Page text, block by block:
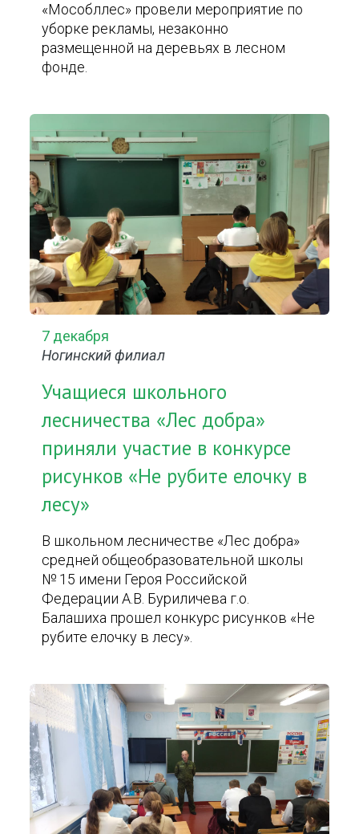
«Мособллес» провели мероприятие по
уборке рекламы, незаконно
размещенной на деревьях в лесном
фонде.
7 декабря
Ногинский филиал
Учащиеся школьного
лесничества «Лес добра»
приняли участие в конкурсе
рисунков «Не рубите елочку в
лесу»
В школьном лесничестве «Лес добра»
средней общеобразовательной школы
№ 15 имени Героя Российской
Федерации А.В. Буриличева г.о.
Балашиха прошел конкурс рисунков «Не
рубите елочку в лесу».